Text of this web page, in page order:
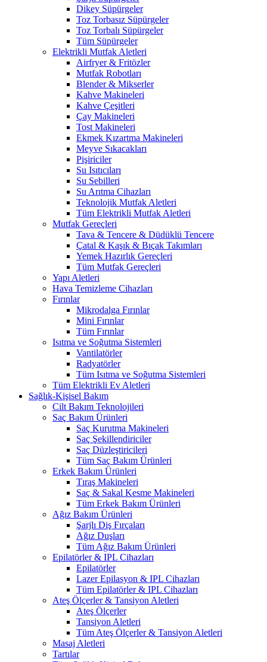
Dikey Süpürgeler
Toz Torbasız Süpürgeler
Toz Torbalı Süpürgeler
Tüm Süpürgeler
Elektrikli Mutfak Aletleri
Airfryer & Fritözler
Mutfak Robotları
Blender & Mikserler
Kahve Makineleri
Kahve Çeşitleri
Çay Makineleri
Tost Makineleri
Ekmek Kızartma Makineleri
Meyve Sıkacakları
Pişiriciler
Su Isıtıcıları
Su Sebilleri
Su Arıtma Cihazları
Teknolojik Mutfak Aletleri
Tüm Elektrikli Mutfak Aletleri
Mutfak Gereçleri
Tava & Tencere & Düdüklü Tencere
Çatal & Kaşık & Bıçak Takımları
Yemek Hazırlık Gereçleri
Tüm Mutfak Gereçleri
Yapı Aletleri
Hava Temizleme Cihazları
Fırınlar
Mikrodalga Fırınlar
Mini Fırınlar
Tüm Fırınlar
Isıtma ve Soğutma Sistemleri
Vantilatörler
Radyatörler
Tüm Isıtma ve Soğutma Sistemleri
Tüm Elektrikli Ev Aletleri
Sağlık-Kişisel Bakım
Cilt Bakım Teknolojileri
Saç Bakım Ürünleri
Saç Kurutma Makineleri
Saç Şekillendiriciler
Saç Düzleştiricileri
Tüm Saç Bakım Ürünleri
Erkek Bakım Ürünleri
Tıraş Makineleri
Saç & Sakal Kesme Makineleri
Tüm Erkek Bakım Ürünleri
Ağız Bakım Ürünleri
Şarjlı Diş Fırçaları
Ağız Duşları
Tüm Ağız Bakım Ürünleri
Epilatörler & IPL Cihazları
Epilatörler
Lazer Epilasyon & IPL Cihazları
Tüm Epilatörler & IPL Cihazları
Ateş Ölçerler & Tansiyon Aletleri
Ateş Ölçerler
Tansiyon Aletleri
Tüm Ateş Ölçerler & Tansiyon Aletleri
Masaj Aletleri
Tartılar